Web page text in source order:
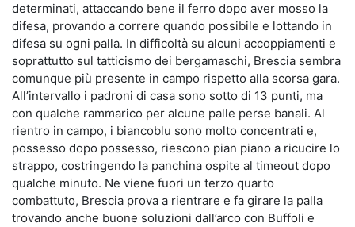
determinati, attaccando bene il ferro dopo aver mosso la
difesa, provando a correre quando possibile e lottando in
difesa su ogni palla. In difficoltà su alcuni accoppiamenti e
soprattutto sul tatticismo dei bergamaschi, Brescia sembra
comunque più presente in campo rispetto alla scorsa gara.
All’intervallo i padroni di casa sono sotto di 13 punti, ma
con qualche rammarico per alcune palle perse banali. Al
rientro in campo, i biancoblu sono molto concentrati e,
possesso dopo possesso, riescono pian piano a ricucire lo
strappo, costringendo la panchina ospite al timeout dopo
qualche minuto. Ne viene fuori un terzo quarto
combattuto, Brescia prova a rientrare e fa girare la palla
trovando anche buone soluzioni dall’arco con Buffoli e